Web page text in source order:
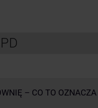
– CO TO OZNACZA